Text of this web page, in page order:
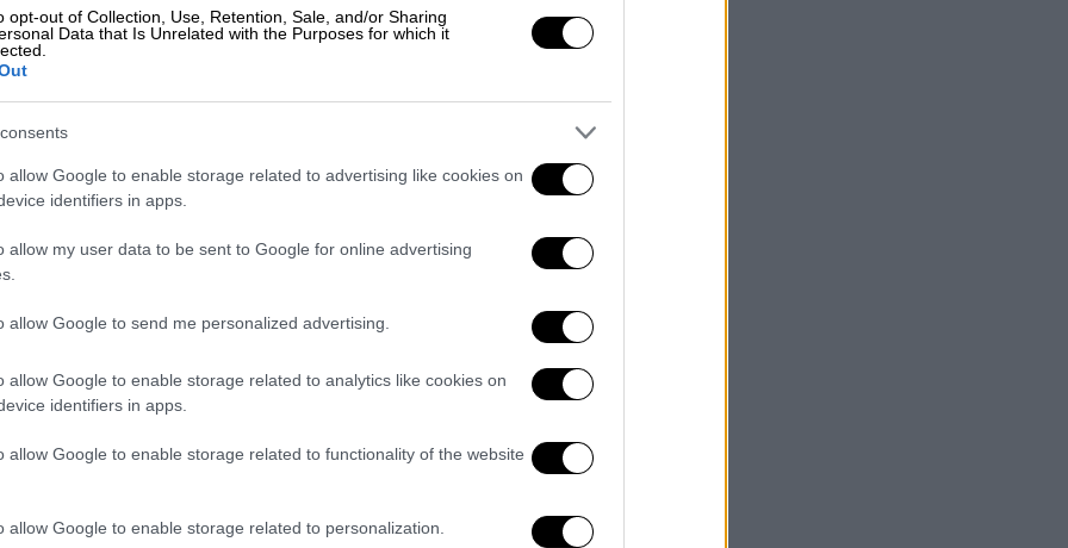
opt-out of Collection, Use, Retention, Sale, and/or Sharing
Data that Is Unrelated with the Purposes for which it
allow Google to enable storage related to advertising like cookies on
identifiers in apps.
allow my user data to be sent to Google for online advertising
allow Google to send me personalized advertising.
allow Google to enable storage related to analytics like cookies on
identifiers in apps.
allow Google to enable storage related to functionality of the website
allow Google to enable storage related to personalization.
Υδατοδρομίου/Υδάτινου Πεδίου σε
χρήσιμο να λειτουργήσει σε όλα τα
όπου η Περιφέρεια Νοτίου
δημιουργίας δικτύου 30
επιτρέπεται, σύμφωνα με την ισχύουσα
μέχρι έξι ζεύγη πτήσεων
εταιρεία υδροπλάνων.
οι πτήσεις γενικής
πυρόσβεση, έρευνα και διάσωση,
Υδατοδρόμια και χερσαία
Στο πλαίσιο αυτό η εταιρεία
σε διαδικασία απόκτησης
(AOC) για πτήσεις υδροπλάνων,
που θα εξυπηρετεί, όταν